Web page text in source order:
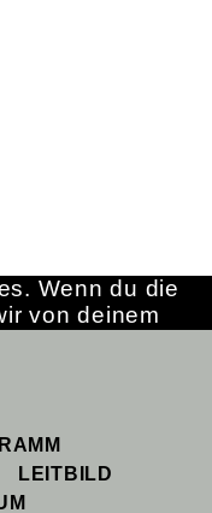
LEITBILD
Wenn du die
von deinem